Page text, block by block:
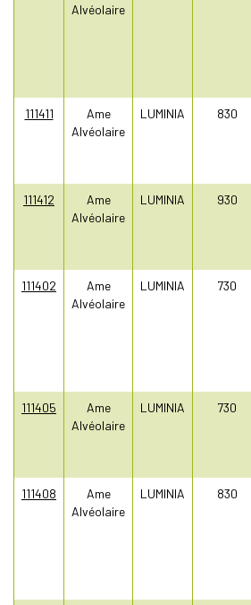
Alvéolaire
111411
Ame
Alvéolaire
LUMINIA 830
111412
Ame
Alvéolaire
LUMINIA 930
111402
Ame
Alvéolaire
LUMINIA 730
111405
Ame
Alvéolaire
LUMINIA 730
111408
Ame
Alvéolaire
LUMINIA 830